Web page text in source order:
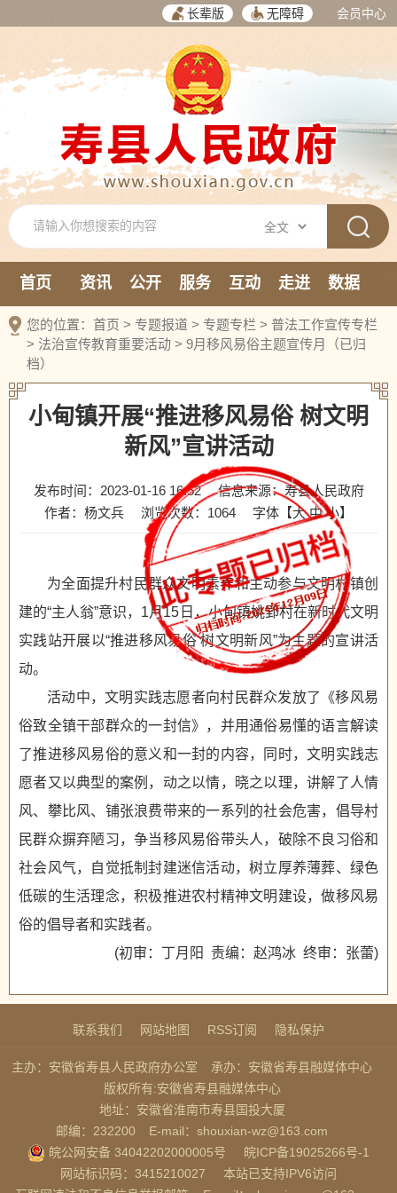
长辈版 无障碍 会员中心
首页 资讯 公开 服务 互动 走进
数据
新媒体
您的位置： 首页 > 专题报道 > 专题专栏 > 普法工作宣传专栏
> 法治宣传教育重要活动 > 9月移风易俗主题宣传月（已归
档）
小甸镇开展“推进移风易俗 树文明
新风”宣讲活动
发布时间：2023-01-16 16:52
信息来源：寿县人民政府
作者：杨文兵
浏览次数： 1064 字体【大 中 小】
为全面提升村民群众文明素养和主动参与文明村镇创
建的“主人翁”意识，1月15日，小甸镇姚郢村在新时代文明
实践站开展以“推进移风易俗 树文明新风”为主题的宣讲活
动。
活动中，文明实践志愿者向村民群众发放了《移风易
俗致全镇干部群众的一封信》，并用通俗易懂的语言解读
了推进移风易俗的意义和一封的内容，同时，文明实践志
愿者又以典型的案例，动之以情，晓之以理，讲解了人情
风、攀比风、铺张浪费带来的一系列的社会危害，倡导村
民群众摒弃陋习，争当移风易俗带头人，破除不良习俗和
社会风气，自觉抵制封建迷信活动，树立厚养薄葬、绿色
低碳的生活理念，积极推进农村精神文明建设，做移风易
俗的倡导者和实践者。
(初审：丁月阳 责编：赵鸿冰 终审：张蕾)
联系我们 网站地图 RSS订阅 隐私保护
主办：安徽省寿县人民政府办公室
承办：安徽省寿县融媒体中心
版权所有:安徽省寿县融媒体中心
地址：安徽省淮南市寿县国投大厦
邮编：232200
E-mail：shouxian-wz@163.com
皖公网安备 34042202000005号
皖ICP备19025266号-1
网站标识码：3415210027
本站已支持IPV6访问